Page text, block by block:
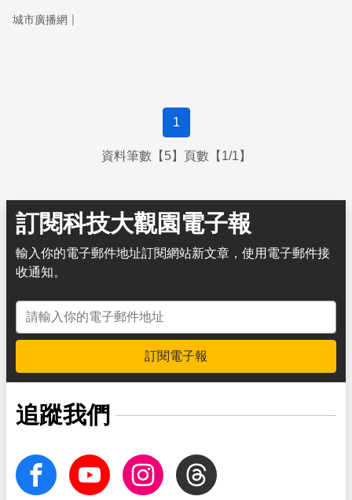
城市廣播網 ｜
1
資料筆數【5】頁數【1/1】
訂閱科技大觀園電子報
輸入你的電子郵件地址訂閱網站新文章，使用電子郵件接
收通知。
電子郵件地址
訂閱電子報
追蹤我們
facebook Youtube InstagramThreads